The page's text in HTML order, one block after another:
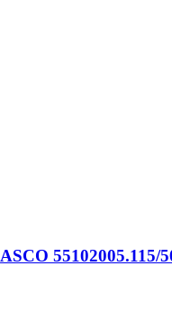
ASCO 55102005.115/